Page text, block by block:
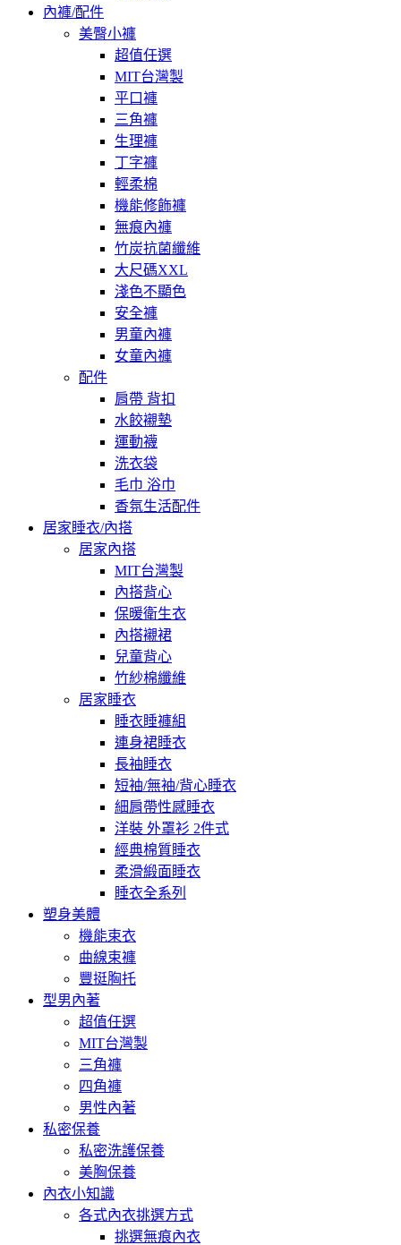
內褲/配件
美臀小褲
超值任選
MIT台灣製
平口褲
三角褲
生理褲
丁字褲
輕柔棉
機能修飾褲
無痕內褲
竹炭抗菌纖維
大尺碼XXL
淺色不顯色
安全褲
男童內褲
女童內褲
配件
肩帶 背扣
水餃襯墊
運動襪
洗衣袋
毛巾 浴巾
香氛生活配件
居家睡衣/內搭
居家內搭
MIT台灣製
內搭背心
保暖衛生衣
內搭襯裙
兒童背心
竹紗棉纖維
居家睡衣
睡衣睡褲組
連身裙睡衣
長袖睡衣
短袖/無袖/背心睡衣
細肩帶性感睡衣
洋裝 外罩衫 2件式
經典棉質睡衣
柔滑緞面睡衣
睡衣全系列
塑身美體
機能束衣
曲線束褲
豐挺胸托
型男內著
超值任選
MIT台灣製
三角褲
四角褲
男性內著
私密保養
私密洗護保養
美胸保養
內衣小知識
各式內衣挑選方式
挑選無痕內衣